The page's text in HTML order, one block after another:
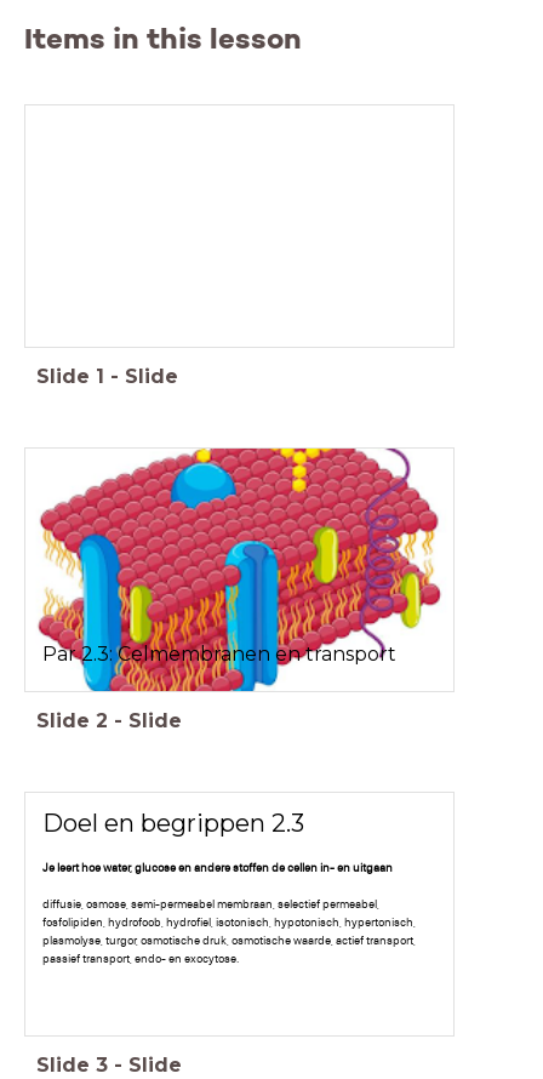
Items in this lesson
Slide 1 - Slide
Par 2.3: Celmembranen en transport
Slide 2 - Slide
Doel en begrippen 2.3
Je leert hoe water, glucose en andere stoffen de cellen in- en uitgaan
diffusie, osmose, semi-permeabel membraan, selectief permeabel,
fosfolipiden, hydrofoob, hydrofiel, isotonisch, hypotonisch, hypertonisch,
plasmolyse, turgor, osmotische druk, osmotische waarde, actief transport,
passief transport, endo- en exocytose.
Slide 3 - Slide